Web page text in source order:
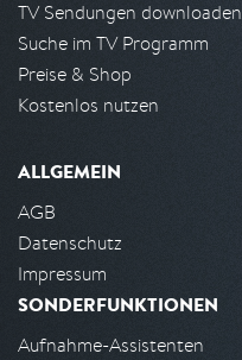
TV Sendungen downloaden
Suche im TV Programm
Preise & Shop
Kostenlos nutzen
ALLGEMEIN
AGB
Datenschutz
Impressum
SONDERFUNKTIONEN
Aufnahme-Assistenten